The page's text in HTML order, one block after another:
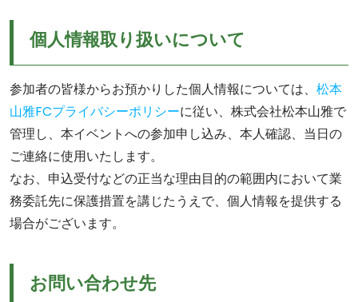
個人情報取り扱いについて
参加者の皆様からお預かりした個人情報については、 松本
山雅FCプライバシーポリシーに従い、株式会社松本山雅で
管理し、本イベントへの参加申し込み、本人確認、当日の
ご連絡に使用いたします。
なお、申込受付などの正当な理由目的の範囲内において業
務委託先に保護措置を講じたうえで、個人情報を提供する
場合がございます。
お問い合わせ先